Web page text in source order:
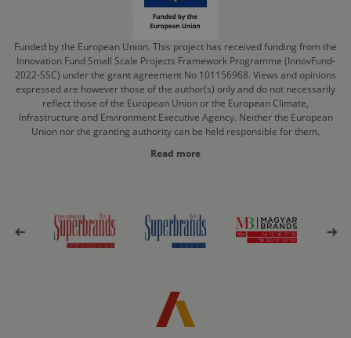
Funded by the European Union. This project has received funding from the
Innovation Fund Small Scale Projects Framework Programme (InnovFund-
2022-SSC) under the grant agreement No 101156968. Views and opinions
expressed are however those of the author(s) only and do not necessarily
reflect those of the European Union or the European Climate,
Infrastructure and Environment Executive Agency. Neither the European
Union nor the granting authority can be held responsible for them.
Read more